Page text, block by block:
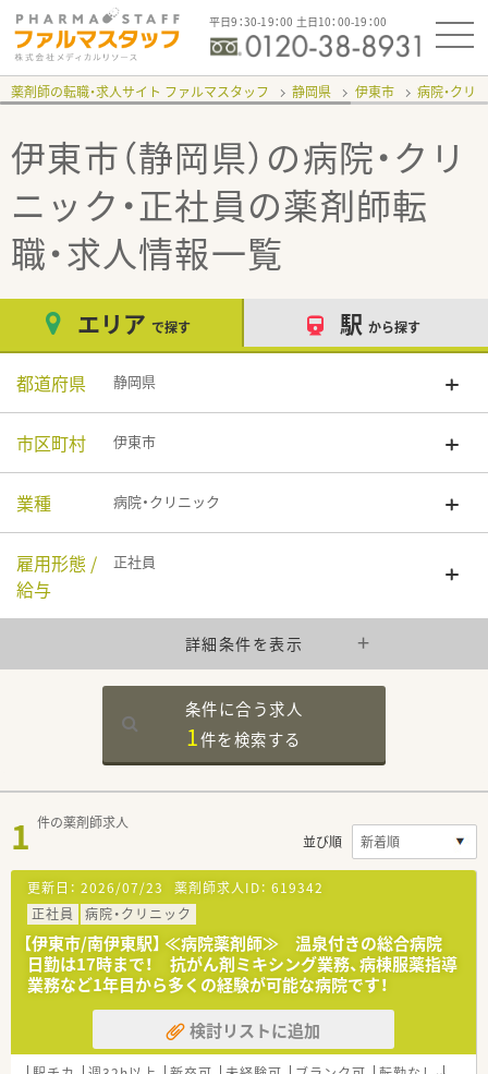
平日9：30-19：00 土日10：00-19：00
薬剤師の転職・求人サイト ファルマスタッフ 静岡県 伊東市 病院・クリ
伊東市（静岡県）の病院・クリ
ニック・正社員の薬剤師転
職・求人情報一覧
エリア で探す 駅 から探す
都道府県 静岡県
市区町村 伊東市
業種 病院・クリニック
雇用形態 /
給与
正社員
詳細条件を表示
条件に合う求人
1件を検索する
1 件の薬剤師求人
並び順
更新日： 2026/07/23 薬剤師求人ID： 619342
正社員
病院・クリニック
【伊東市/南伊東駅】 ≪病院薬剤師≫ 温泉付きの総合病院
日勤は17時まで！ 抗がん剤ミキシング業務、病棟服薬指導
業務など1年目から多くの経験が可能な病院です！
検討リストに追加